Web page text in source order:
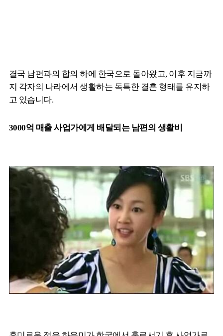
결국 남편과의 합의 하에 한국으로 돌아왔고, 이후 지금까
지 각자의 나라에서 생활하는 독특한 결혼 형태를 유지하
고 있습니다.
3000억 매출 사업가에게 배달되는 남편의 생활비